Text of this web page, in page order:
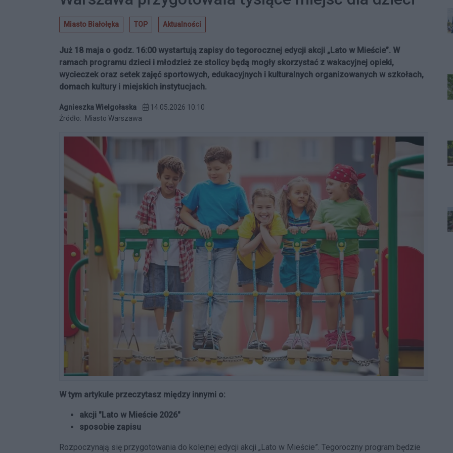
Miasto Białołęka TOP Aktualności
Już 18 maja o godz. 16:00 wystartują zapisy do tegorocznej edycji akcji „Lato w Mieście”. W
ramach programu dzieci i młodzież ze stolicy będą mogły skorzystać z wakacyjnej opieki,
wycieczek oraz setek zajęć sportowych, edukacyjnych i kulturalnych organizowanych w szkołach,
domach kultury i miejskich instytucjach.
Agnieszka Wielgołaska
14.05.2026 10:10
Źródło:
Miasto Warszawa
W tym artykule przeczytasz między innymi o:
akcji "Lato w Mieście 2026"
sposobie zapisu
Rozpoczynają się przygotowania do kolejnej edycji akcji „Lato w Mieście”. Tegoroczny program będzie